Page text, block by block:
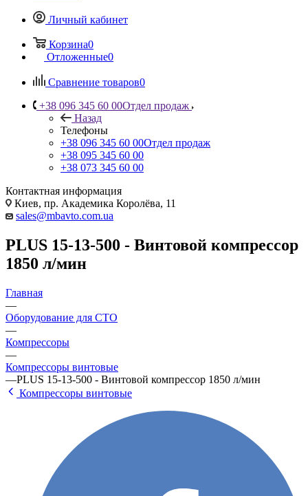
Личный кабинет
Корзина0
Отложенные0
Сравнение товаров0
+38 096 345 60 00Отдел продаж
Назад
Телефоны
+38 096 345 60 00Отдел продаж
+38 095 345 60 00
+38 073 345 60 00
Контактная информация
Киев, пр. Академика Королёва, 11
sales@mbavto.com.ua
PLUS 15-13-500 - Винтовой компрессор
1850 л/мин
Главная
—
Оборудование для СТО
—
Компрессоры
—
Компрессоры винтовые
—PLUS 15-13-500 - Винтовой компрессор 1850 л/мин
Компрессоры винтовые